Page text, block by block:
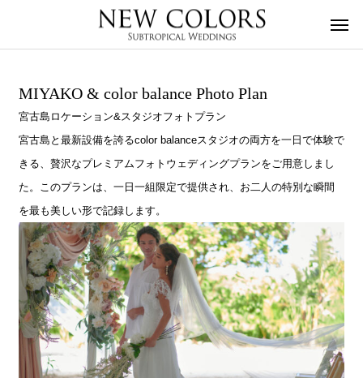
MIYAKO & color balance Photo Plan
宮古島ロケーション&スタジオフォトプラン
宮古島と最新設備を誇るcolor balanceスタジオの両方を一日で体験で
きる、贅沢なプレミアムフォトウェディングプランをご用意しまし
た。このプランは、一日一組限定で提供され、お二人の特別な瞬間
を最も美しい形で記録します。